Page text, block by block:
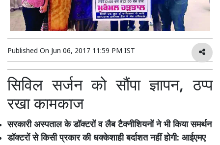
Published On Jun 06, 2017 11:59 PM IST
सिविल सर्जन को सौंपा ज्ञापन, ठप्प
रखा कामकाज
सरकारी अस्पताल के डॉक्टरों व लैब टैक्नीशियनों ने भी किया समर्थन
डॉक्टरों से किसी प्रकार की धक्केशाही बर्दाशत नहीं होगी: आईएमए